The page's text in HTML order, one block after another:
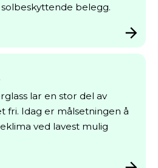
belegg.
lar en stor del av
fri. Idag er målsetningen å
ved lavest mulig